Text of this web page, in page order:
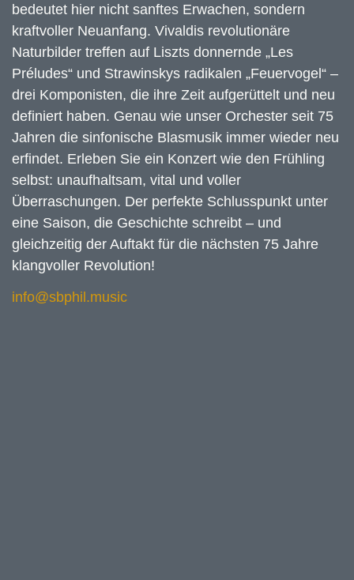
bedeutet hier nicht sanftes Erwachen, sondern
kraftvoller Neuanfang. Vivaldis revolutionäre
Naturbilder treffen auf Liszts donnernde „Les
Préludes“ und Strawinskys radikalen „Feuervogel“ –
drei Komponisten, die ihre Zeit aufgerüttelt und neu
definiert haben. Genau wie unser Orchester seit 75
Jahren die sinfonische Blasmusik immer wieder neu
erfindet. Erleben Sie ein Konzert wie den Frühling
selbst: unaufhaltsam, vital und voller
Überraschungen. Der perfekte Schlusspunkt unter
eine Saison, die Geschichte schreibt – und
gleichzeitig der Auftakt für die nächsten 75 Jahre
klangvoller Revolution!